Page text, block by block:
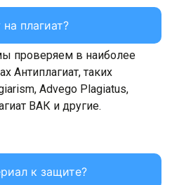
плагиат?
проверяем в наиболее
Антиплагиат, таких
Advego Plagiatus,
ВАК и другие.
к защите?